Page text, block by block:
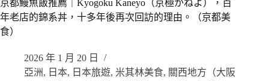
京都鰻魚飯推薦｜Kyogoku Kaneyo（京極かねよ），百
年老店的錦系丼，十多年後再次回訪的理由。（京都美
食）
2026 年 1 月 20 日
亞洲, 日本, 日本旅遊, 米其林美食, 關西地方（大阪